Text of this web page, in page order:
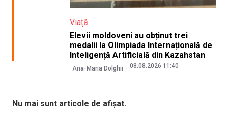
Viață
Elevii moldoveni au obținut trei
medalii la Olimpiada Internațională de
Inteligență Artificială din Kazahstan
Ana-Maria Dolghii 08.08.2026 11:40
Nu mai sunt articole de afișat.